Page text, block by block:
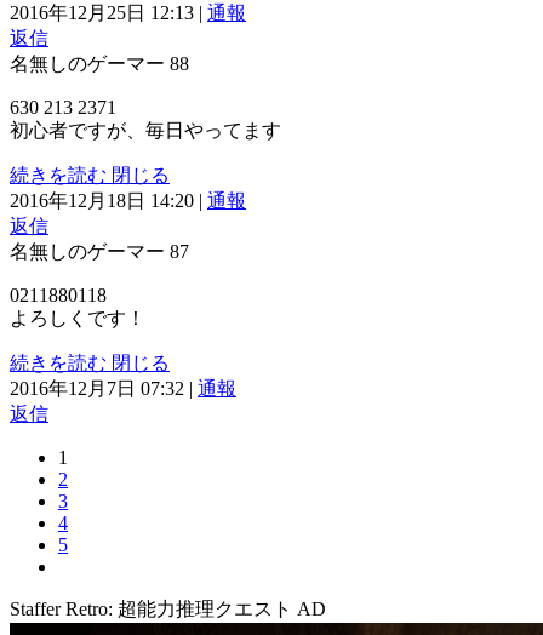
2016年12月25日 12:13 | 通報
返信
名無しのゲーマー 88
630 213 2371
初心者ですが、毎日やってます
続きを読む 閉じる
2016年12月18日 14:20 | 通報
返信
名無しのゲーマー 87
0211880118
よろしくです！
続きを読む 閉じる
2016年12月7日 07:32 | 通報
返信
1
2
3
4
5
Staffer Retro: 超能力推理クエスト AD